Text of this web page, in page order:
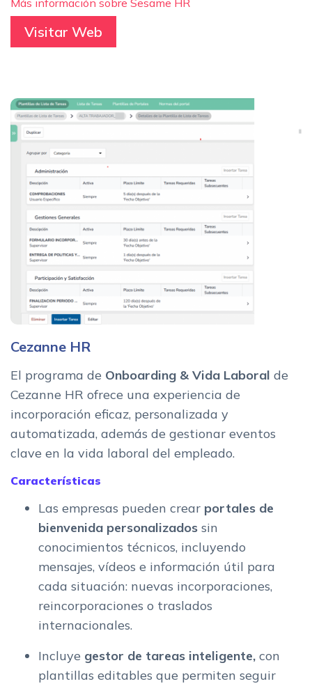
Más información sobre Sesame HR
Visitar Web
Cezanne HR
El programa de Onboarding & Vida Laboral de
Cezanne HR ofrece una experiencia de
incorporación eficaz, personalizada y
automatizada, además de gestionar eventos
clave en la vida laboral del empleado.
Características
Las empresas pueden crear portales de
bienvenida personalizados sin
conocimientos técnicos, incluyendo
mensajes, vídeos e información útil para
cada situación: nuevas incorporaciones,
reincorporaciones o traslados
internacionales.
Incluye gestor de tareas inteligente, con
plantillas editables que permiten seguir